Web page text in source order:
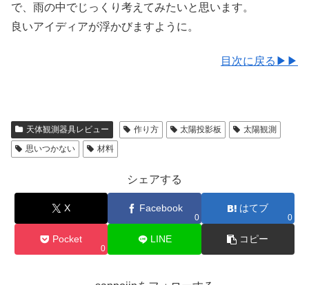
で、雨の中でじっくり考えてみたいと思います。
良いアイディアが浮かびますように。
目次に戻る▶▶
天体観測器具レビュー 作り方 太陽投影板
太陽観測
思いつかない
材料
シェアする
X Facebook
0
はてブ
0
Pocket
0
LINE コピー